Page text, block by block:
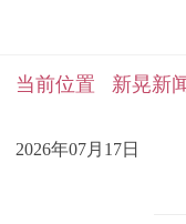
当前位置 新晃新
2026年07月17日